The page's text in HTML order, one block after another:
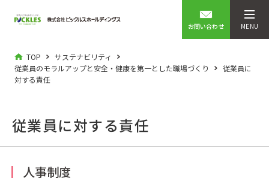
お問い合わせ MENU
TOP
サステナビリティ
従業員のモラルアップと安全・健康を第一とした職場づくり
従業員に
対する責任
従業員に対する責任
人事制度